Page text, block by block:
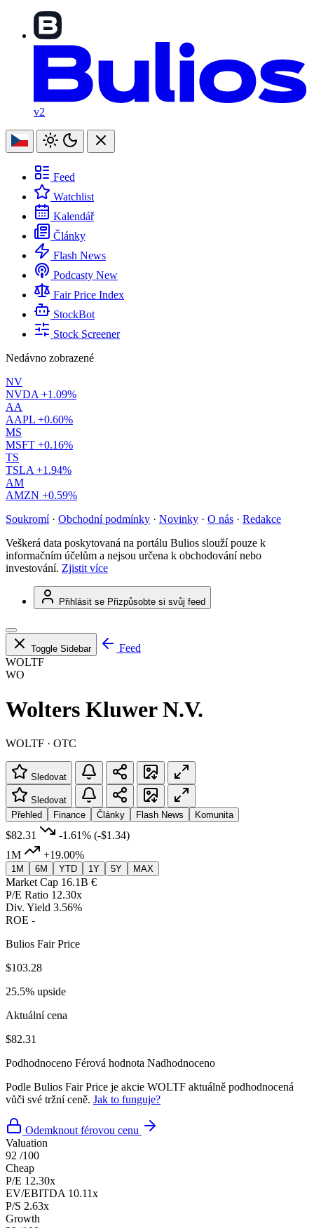
v2
Feed
Watchlist
Kalendář
Články
Flash News
Podcasty New
Fair Price Index
StockBot
Stock Screener
Nedávno zobrazené
NV
NVDA +1.09%
AA
AAPL +0.60%
MS
MSFT +0.16%
TS
TSLA +1.94%
AM
AMZN +0.59%
Soukromí · Obchodní podmínky · Novinky · O nás · Redakce
Veškerá data poskytovaná na portálu Bulios slouží pouze k
informačním účelům a nejsou určena k obchodování nebo
investování. Zjistit více
Přihlásit se Přizpůsobte si svůj feed
Toggle Sidebar
Feed
WOLTF
WO
Wolters Kluwer N.V.
WOLTF · OTC
Sledovat
Sledovat
Přehled
Finance Články Flash News Komunita
$82.31 -1.61% (-$1.34)
1M
+19.00%
1M 6M YTD 1Y 5Y MAX
Market Cap 16.1B €
P/E Ratio 12.30x
Div. Yield 3.56%
ROE -
Bulios Fair Price
$103.28
25.5% upside
Aktuální cena
$82.31
Podhodnoceno Férová hodnota Nadhodnoceno
Podle Bulios Fair Price je akcie WOLTF aktuálně podhodnocená
vůči své tržní ceně. Jak to funguje?
Odemknout férovou cenu
Valuation
92 /100
Cheap
P/E 12.30x
EV/EBITDA 10.11x
P/S 2.63x
Growth